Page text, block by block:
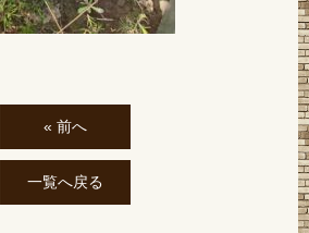
« 前へ
一覧へ戻る